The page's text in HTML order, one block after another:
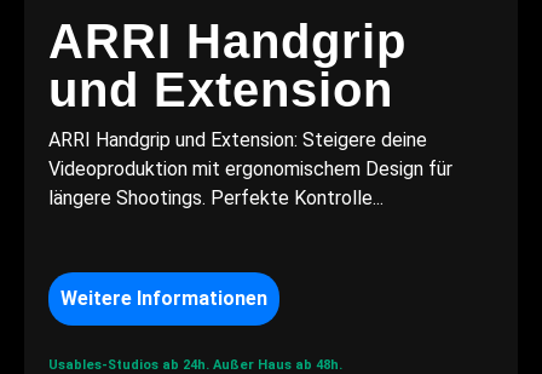
ARRI Handgrip
und Extension
ARRI Handgrip und Extension: Steigere deine
Videoproduktion mit ergonomischem Design für
längere Shootings. Perfekte Kontrolle...
Weitere Informationen
Usables-Studios ab 24h. Außer Haus ab 48h.